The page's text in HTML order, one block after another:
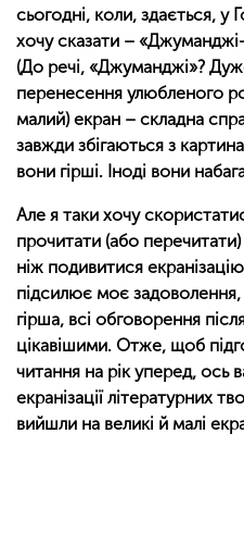
сьогодні, коли, здається, у
хочу сказати –
(До речі, «Джуманджі»?
перенесення улюбленого
малий) екран – складна
завжди збігаються з
вони гірші. Іноді вони
Але я таки хочу
прочитати (або
ніж подивитися
підсилює моє задоволення,
гірша, всі обговорення
цікавішими. Отже, щоб
читання на рік уперед, ось
екранізації літературних
вийшли на великі й малі